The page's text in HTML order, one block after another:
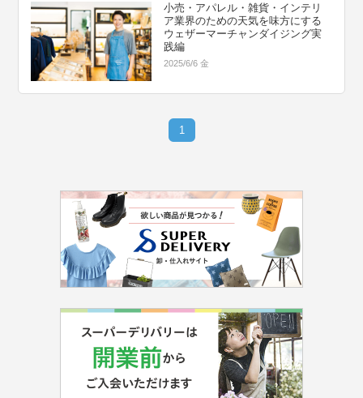
小売・アパレル・雑貨・インテリ
ア業界のための天気を味方にする
ウェザーマーチャンダイジング実
践編
2025/6/6 金
1